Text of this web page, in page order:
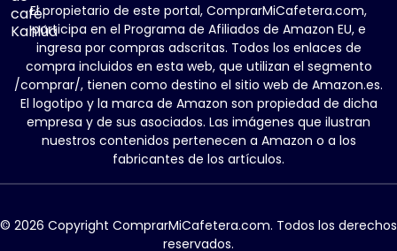
El propietario de este portal, ComprarMiCafetera.com,
participa en el Programa de Afiliados de Amazon EU, e
ingresa por compras adscritas. Todos los enlaces de
compra incluidos en esta web, que utilizan el segmento
/comprar/, tienen como destino el sitio web de Amazon.es.
El logotipo y la marca de Amazon son propiedad de dicha
empresa y de sus asociados. Las imágenes que ilustran
nuestros contenidos pertenecen a Amazon o a los
fabricantes de los artículos.
© 2026 Copyright ComprarMiCafetera.com. Todos los derechos
reservados.